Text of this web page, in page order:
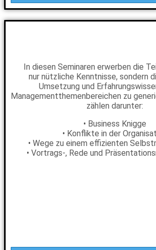
In diesen Seminaren erwerben die
nur nützliche Kenntnisse, sondern
Umsetzung und
Managementthemenbereichen zu
zählen darunter:
• Business Knigge
• Konflikte in der
• Wege zu einem effizienten
• Vortrags-, Rede und